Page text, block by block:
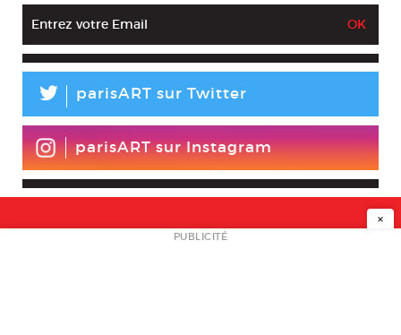
L parisART sur Twitter
parisART sur Instagram
NEWSLETTER
×
PUBLICITÉ